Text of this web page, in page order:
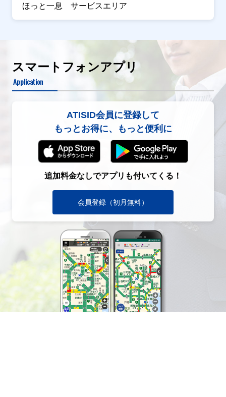
ほっと一息 サービスエリア
スマートフォンアプリ
Application
ATISID会員に登録して
もっとお得に、もっと便利に
追加料金なしでアプリも付いてくる！
会員登録（初月無料）